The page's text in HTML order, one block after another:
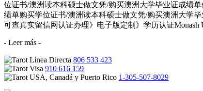
位证书/澳洲读本科硕士做文凭/购买澳洲大学毕业证成绩单
绩单购买学位证书/澳洲读本科硕士做文凭/购买澳洲大学
可查真实留信网认证办理》电子版定制》学历认证Monash
- Leer más -
806 533 423
910 616 159
1-305-507-8029